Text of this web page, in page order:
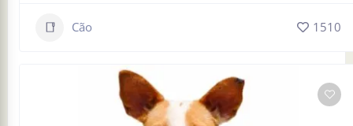
Cão 1510